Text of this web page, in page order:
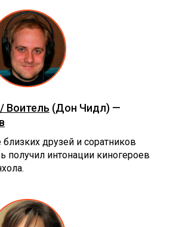
Воитель (Дон Чидл) —
друзей и соратников
получил интонации киногероев